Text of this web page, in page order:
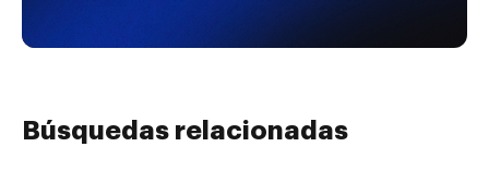
Búsquedas relacionadas